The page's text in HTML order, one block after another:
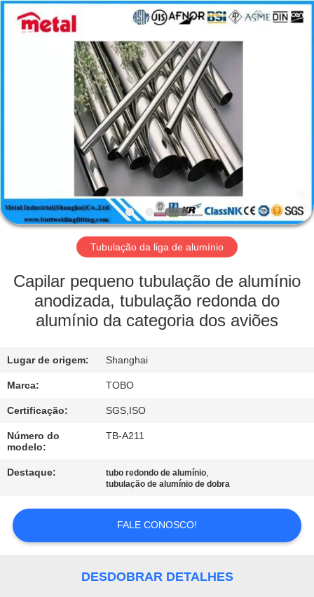
PRODUTOS
EXCURSÃO
FÁBRICA
CONTROLE
QUALIDADE
CONTACTE-
NOS
NOTÍCIA
CASOS
2026
TOBO
STEEL
GROUP
Tubulação da liga de alumínio
Capilar pequeno tubulação de alumínio
anodizada, tubulação redonda do
alumínio da categoria dos aviões
Lugar de origem: Shanghai
Marca: TOBO
Certificação: SGS,ISO
Número do
modelo:
TB-A211
Destaque: tubo redondo de alumínio,
tubulação de alumínio de dobra
FALE CONOSCO!
DESDOBRAR DETALHES